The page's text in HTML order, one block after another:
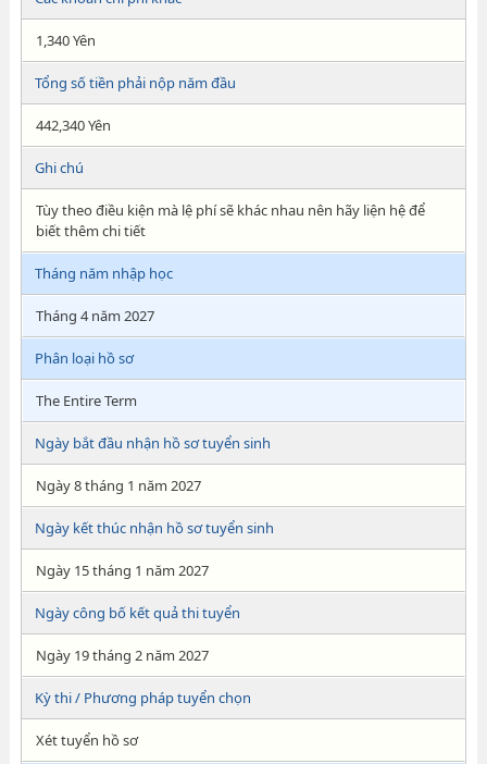
1,340 Yên
Tổng số tiền phải nộp năm đầu
442,340 Yên
Ghi chú
Tùy theo điều kiện mà lệ phí sẽ khác nhau nên hãy liện hệ để
biết thêm chi tiết
Tháng năm nhập học
Tháng 4 năm 2027
Phân loại hồ sơ
The Entire Term
Ngày bắt đầu nhận hồ sơ tuyển sinh
Ngày 8 tháng 1 năm 2027
Ngày kết thúc nhận hồ sơ tuyển sinh
Ngày 15 tháng 1 năm 2027
Ngày công bố kết quả thi tuyển
Ngày 19 tháng 2 năm 2027
Kỳ thi / Phương pháp tuyển chọn
Xét tuyển hồ sơ